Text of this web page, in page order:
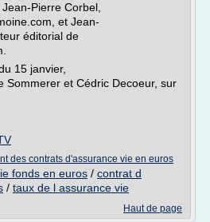
Pierre Corbel,
et Jean-
éditorial de
15 janvier,
Sommerer et Cédric Decoeur, sur
des contrats d'assurance vie en euros
fonds en euros / contrat d
/ taux de l assurance vie
Haut de page